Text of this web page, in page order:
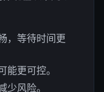
，等待时间更
能更可控。
少风险。